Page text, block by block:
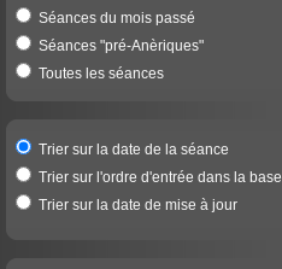
Séances du mois passé
Séances "pré-Anèriques"
Toutes les séances
Trier sur la date de la séance
Trier sur l'ordre d'entrée dans la base
Trier sur la date de mise à jour